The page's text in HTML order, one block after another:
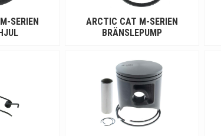
SERIEN
ARCTIC CAT M-SERIEN
BRÄNSLEPUMP